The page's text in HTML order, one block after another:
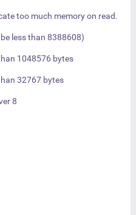
too much memory on read.
less than 8388608)
1048576 bytes
32767 bytes
8